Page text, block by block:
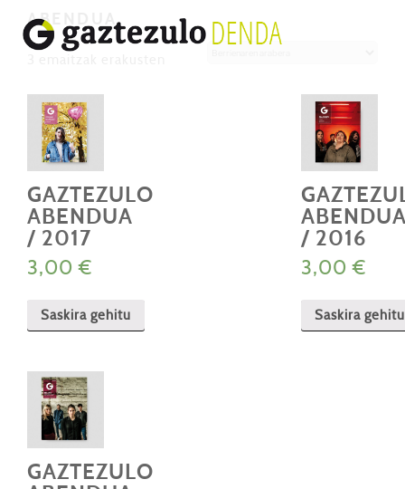
ABENDUA
GAZTEZULO
ABENDUA
/ 2017
3,00€
Saskira gehitu
/ 2016
3,00€
Saskira gehitu
GAZTEZULO